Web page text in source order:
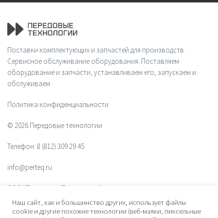
Поставки комплектующих и запчастей для производств.
Сервисное обслуживание оборудования. Поставляем
оборудование и запчасти, устанавливаем его, запускаем и
обслуживаем.
Политика конфиденциальности
© 2026 Передовые технологии
Телефон: 8 (812) 309 29 45
info@perteq.ru
ООО "Передовые Технологии"
ОГРН 1117847072628
Наш сайт, как и большинство других, использует файлы
cookie и другие похожие технологии (веб-маяки, пиксельные